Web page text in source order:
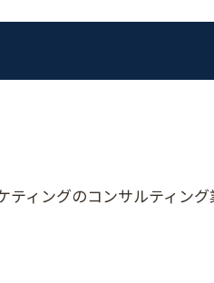
ィングのコンサルティング